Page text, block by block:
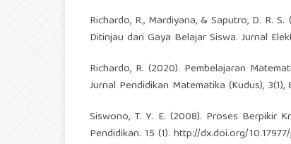
Richardo, R., Mardiyana, & Saputro, D. R.
Ditinjau dari Gaya Belajar Siswa. Jurnal
Richardo, R. (2020). Pembelajaran
Jurnal Pendidikan Matematika (Kudus), 3(1),
Siswono, T. Y. E. (2008). Proses Berpikir
Pendidikan. 15 (1). http://dx.doi.org/10.17977/